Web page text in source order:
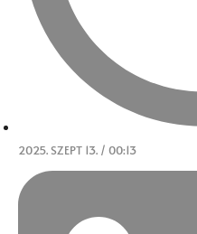
2025. SZEPT 13. / 00:13